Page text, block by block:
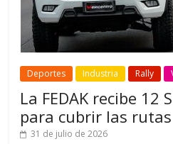
Deportes Industria Rally
La FEDAK recibe 12
para cubrir las
31 de julio de 2026